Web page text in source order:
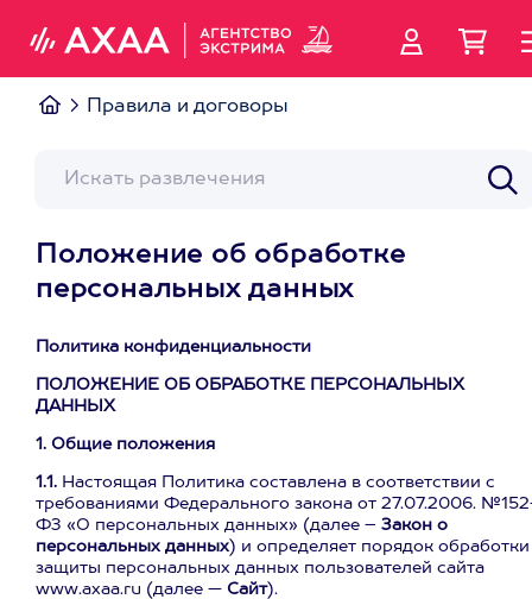
Правила и договоры
Положение об обработке
персональных данных
Политика конфиденциальности
ПОЛОЖЕНИЕ ОБ ОБРАБОТКЕ ПЕРСОНАЛЬНЫХ
ДАННЫХ
1. Общие положения
1.1. Настоящая Политика составлена в соответствии с
требованиями Федерального закона от 27.07.2006.
ФЗ «О персональных данных» (далее – Закон о
персональных данных) и определяет порядок
защиты персональных данных пользователей сайта
www.axaa.ru (далее — Сайт).